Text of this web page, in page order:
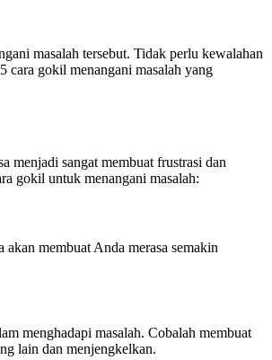
masalah tersebut. Tidak perlu kewalahan
cara gokil menangani masalah yang
menjadi sangat membuat frustrasi dan
gokil untuk menangani masalah:
membuat Anda merasa semakin
menghadapi masalah. Cobalah membuat
lain dan menjengkelkan.